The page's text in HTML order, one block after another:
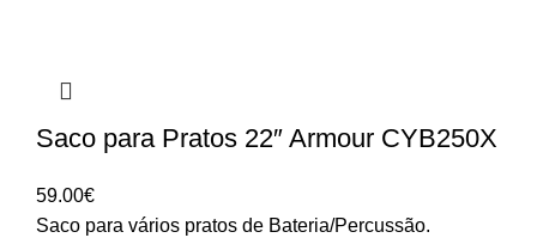
Saco para Pratos 22″ Armour CYB250X
59.00€
Saco para vários pratos de Bateria/Percussão.